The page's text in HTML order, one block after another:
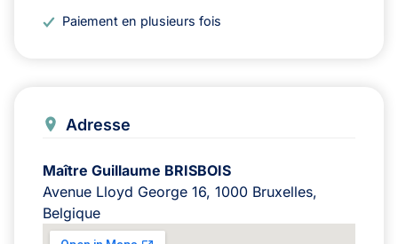
Paiement en plusieurs fois
Adresse
Maître Guillaume BRISBOIS
Avenue Lloyd George 16, 1000 Bruxelles,
Belgique